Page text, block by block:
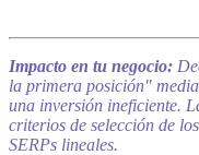
Impacto en tu negocio:
la primera posición"
una inversión ineficiente.
criterios de selección de
SERPs lineales.